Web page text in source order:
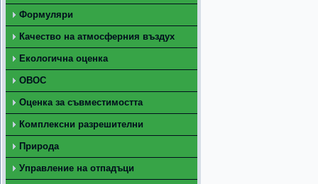
Формуляри
Качество на атмосферния въздух
Екологична оценка
ОВОС
Оценка за съвместимостта
Комплексни разрешителни
Природа
Управление на отпадъци